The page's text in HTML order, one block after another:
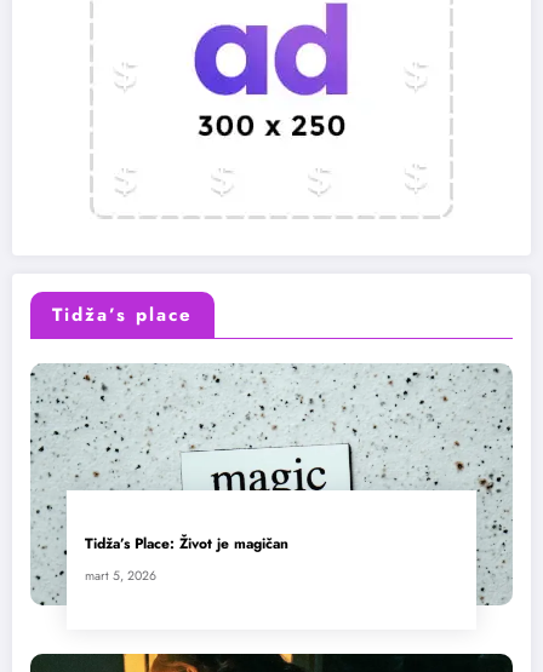
Tidža’s place
Tidža’s Place: Život je magičan
mart 5, 2026